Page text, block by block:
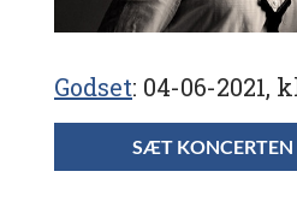
Godset 04-06-2021,
SÆT KONCERTEN